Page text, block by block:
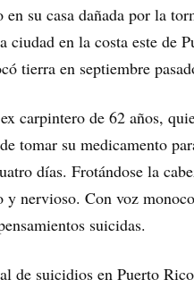
su casa dañada por la
ciudad en la costa este de
tierra en septiembre
carpintero de 62 años,
tomar su medicamento
días. Frotándose la
y nervioso. Con voz
suicidas.
de suicidios en Puerto Rico